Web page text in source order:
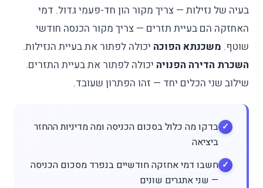
בעיה של נזילות — צריך מקור הון חד-פעמי גדול. דמי
האחזקה הם בעיית תזרים — צריך מקור הכנסה חודשי
שוטף. משכנתא הפוכה יכולה לפתור את בעיית הנזילות.
השכרת הדירה הפנויה יכולה לפתור את בעיית התזרים.
שילוב שני הכלים יחד — זהו הפתרון שעובד.
בדקו מה כלול בסכום הכניסה ומה מדיניות ההחזר
ביציאה
חשבו דמי אחזקה חודשיים בנפרד מסכום הכניסה
— שני אתגרים שונים